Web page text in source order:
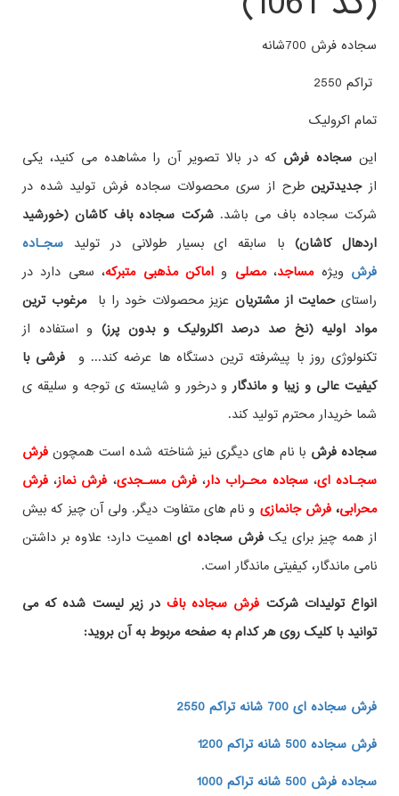
سجاده فرش 700شانه
تراکم 2550
تمام اکرولیک
این سجاده فرش که در بالا تصویر آن را مشاهده می کنید، یکی
ازجدیدترینطرح از سری محصولات سجاده فرش تولید شده در
شرکت سجاده باف می باشد.شرکت سجاده باف کاشان (خورشید
اردهال کاشان)با سابقه ای بسیار طولانی در تولید سجـاده
فرش ویژهمساجد،مصلی و اماکن مذهبی متبرکه، سعی دارد در
راستایحمایت از مشتریانعزیز محصولات خود را بامرغوب ترین
مواد اولیه (نخ صد درصد اکلرولیک و بدون پرز) و استفاده از
تکنولوژی روز با پیشرفته ترین دستگاه ها عرضه کند... و فرشی با
کیفیت عالی و زیبا و ماندگارو درخور و شایسته ی توجه و سلیقه ی
شما خریدار محترم تولید کند.
سجاده فرش با نام های دیگری نیز شناخته شده است همچونفرش
سجـاده ای، سجاده محـراب دار،فرش مسـجدی، فرش نماز، فرش
محرابی، فرش جانمازی و نام های متفاوت دیگر. ولی آن چیز که بیش
از همه چیز برای یکفرش سجاده ایاهمیت دارد؛ علاوه بر داشتن
نامی ماندگار، کیفیتی ماندگار است.
انواع تولیدات شرکت فرش سجاده بافدر زیر لیست شده که می
توانید با کلیک روی هر کدام به صفحه مربوط به آن بروید:
فرش سجاده ای 700 شانه تراکم 2550
فرش سجاده 500 شانه تراکم 1200
سجاده فرش 500 شانه تراکم 1000